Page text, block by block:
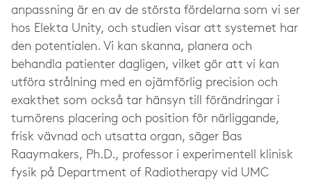
anpassning är en av de största fördelarna som vi ser
hos Elekta Unity, och studien visar att systemet har
den potentialen. Vi kan skanna, planera och
behandla patienter dagligen, vilket gör att vi kan
utföra strålning med en ojämförlig precision och
exakthet som också tar hänsyn till förändringar i
tumörens placering och position för närliggande,
frisk vävnad och utsatta organ, säger Bas
Raaymakers, Ph.D., professor i experimentell klinisk
fysik på Department of Radiotherapy vid UMC